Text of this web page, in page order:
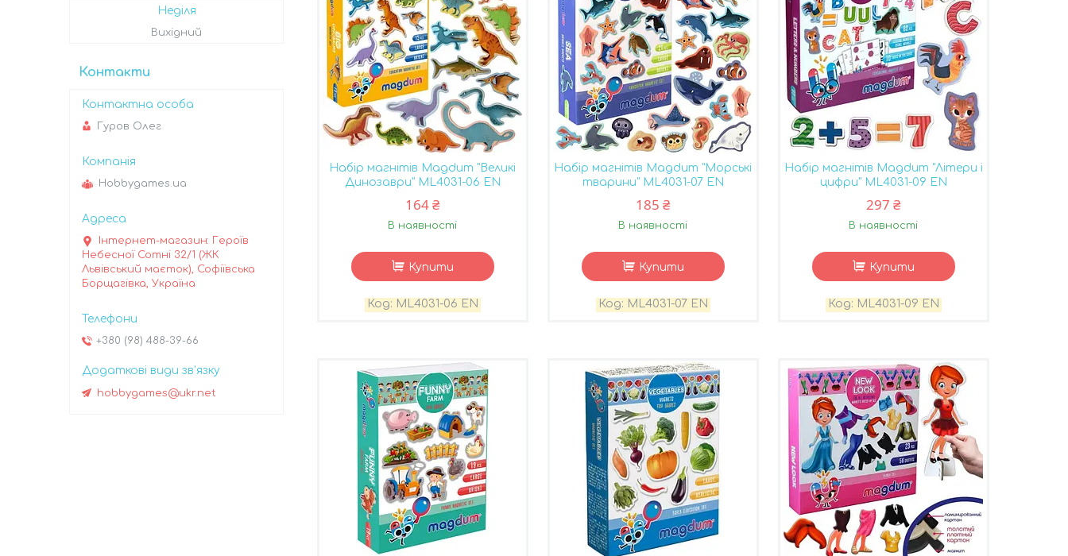
Набір магнітів Magdum "Великі
Динозаври" ML4031-06 EN
164 ₴
В наявності
Купити
ML4031-06 EN
Набір магнітів Magdum "Морські
тварини" ML4031-07 EN
185 ₴
В наявності
Купити
ML4031-07 EN
Набір магнітів Magdum "Літери і
цифри" ML4031-09 EN
297 ₴
В наявності
Купити
ML4031-09 EN
Неділя
Вихідний
Контакти
Гуров Олег
Hobbygames.ua
Інтернет-магазин: Героїв
Небесної Сотні 32/1 (ЖК
Львівський маєток), Софіївська
Борщагівка, Україна
+380 (98) 488-39-66
hobbygames@ukr.net